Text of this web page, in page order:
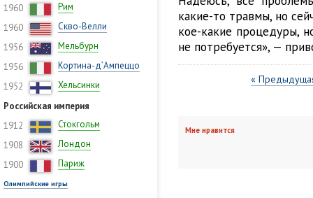
1960
Рим
1960
Скво-Велли
1956
Мельбурн
1956
Кортина-д’Ампеццо
1952
Хельсинки
Российская империя
1912
Стокгольм
1908
Лондон
1900
Париж
Олимпийские игры
какие-то травмы, но
кое-какие процедуры,
не потребуется», —
«
Мне нравится